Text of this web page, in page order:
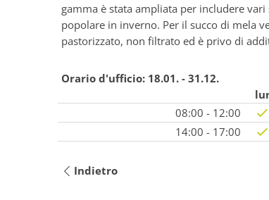
gamma è stata ampliata per includere
popolare in inverno. Per il succo di mela
pastorizzato, non filtrato ed è privo di
Orario d'ufficio: 18.01. - 31.12.
08:00 - 12:00
14:00 - 17:00
Indietro